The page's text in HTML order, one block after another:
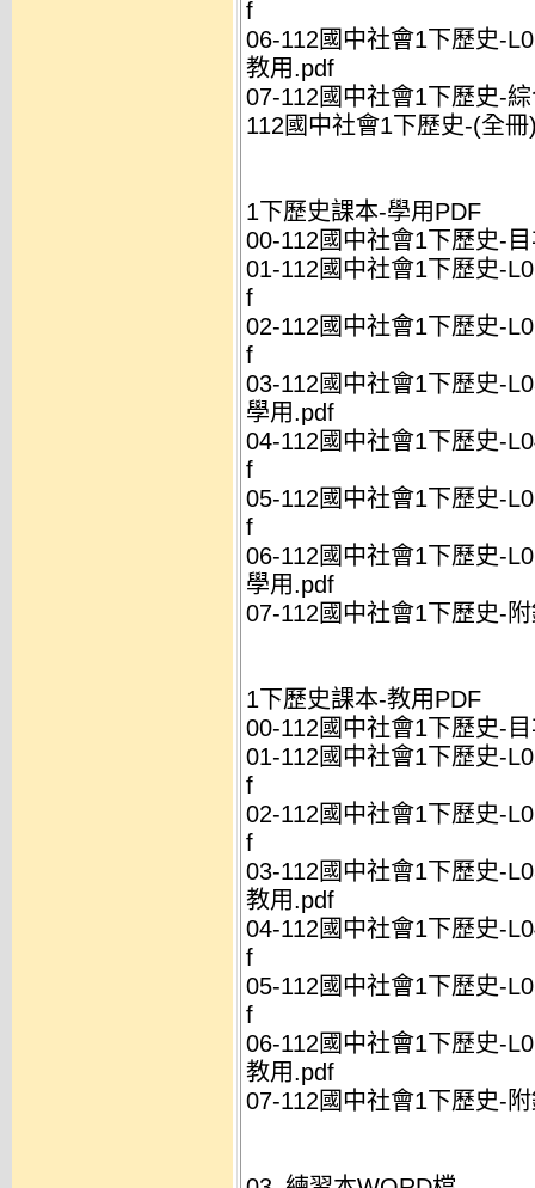
f
06-112國中社會1下歷史-
教用.pdf
07-112國中社會1下歷史-
112國中社會1下歷史-(全
1下歷史課本-學用PDF
00-112國中社會1下歷史-
01-112國中社會1下歷史-
f
02-112國中社會1下歷史-
f
03-112國中社會1下歷史-
學用.pdf
04-112國中社會1下歷史-
f
05-112國中社會1下歷史-
f
06-112國中社會1下歷史-
學用.pdf
07-112國中社會1下歷史-
1下歷史課本-教用PDF
00-112國中社會1下歷史-
01-112國中社會1下歷史-
f
02-112國中社會1下歷史-
f
03-112國中社會1下歷史-
教用.pdf
04-112國中社會1下歷史-
f
05-112國中社會1下歷史-
f
06-112國中社會1下歷史-
教用.pdf
07-112國中社會1下歷史-